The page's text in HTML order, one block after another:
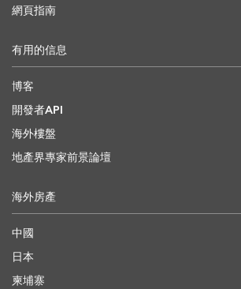
網頁指南
有用的信息
博客
開發者API
海外樓盤
地產界專家前景論壇
海外房產
中國
日本
柬埔寨